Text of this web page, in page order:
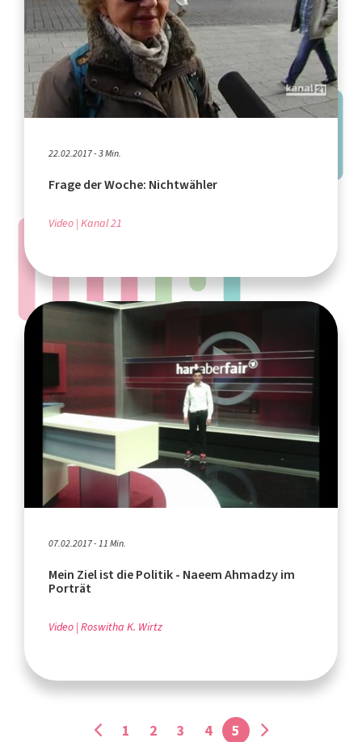
22.02.2017 - 3 Min.
Frage der Woche: Nichtwähler
Video Kanal 21
07.02.2017 - 11 Min.
Mein Ziel ist die Politik - Naeem Ahmadzy im
Porträt
Video Roswitha K. Wirtz
1 2 3 4 5